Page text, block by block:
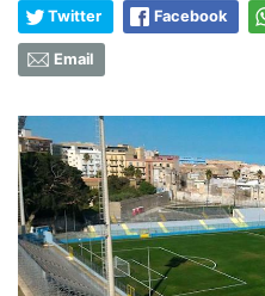
Twitter Facebook
Email